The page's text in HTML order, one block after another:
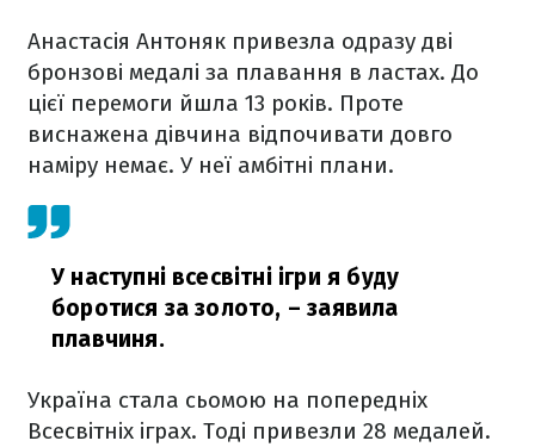
Анастасія Антоняк привезла одразу дві
бронзові медалі за плавання в ластах. До
цієї перемоги йшла 13 років. Проте
виснажена дівчина відпочивати довго
наміру немає. У неї амбітні плани.
У наступні всесвітні ігри я буду
боротися за золото, – заявила
плавчиня.
Україна стала сьомою на попередніх
Всесвітніх іграх. Тоді привезли 28 медалей.